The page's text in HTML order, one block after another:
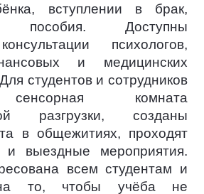
вступлении в брак,
пособия. Доступны
психологов,
и медицинских
студентов и сотрудников
комната
разгрузки, созданы
в общежитиях, проходят
и выездные мероприятия.
всем студентам и
на то, чтобы учёба не